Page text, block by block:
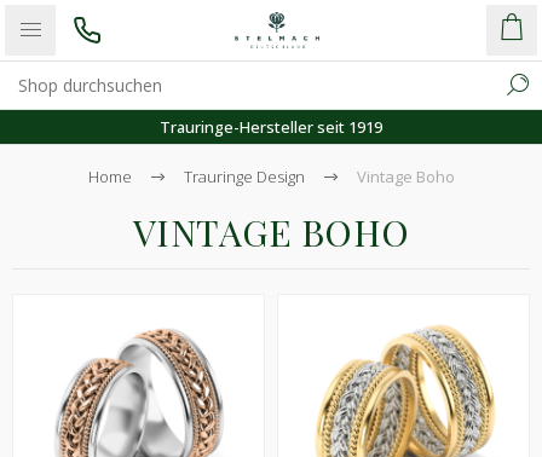
Kostenloser Versand
Home Trauringe Design Vintage Boho
VINTAGE BOHO